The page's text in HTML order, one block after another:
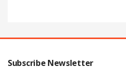
Subscribe Newsletter